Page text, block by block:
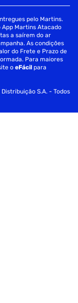
SANTA
pelo Martins.
Martins Atacado
a saírem do ar
As condições
do Frete e Prazo de
Para maiores
oeFácil para
S.A. - Todos